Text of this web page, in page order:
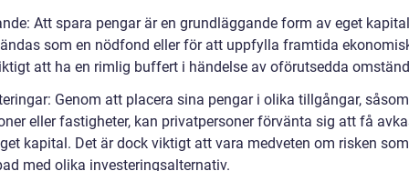
Att spara pengar är en grundläggande form av eget
som en nödfond eller för att uppfylla framtida
att ha en rimlig buffert i händelse av oförutsedda
Genom att placera sina pengar i olika tillgångar,
eller fastigheter, kan privatpersoner förvänta sig att få
kapital. Det är dock viktigt att vara medveten om risken
med olika investeringsalternativ.